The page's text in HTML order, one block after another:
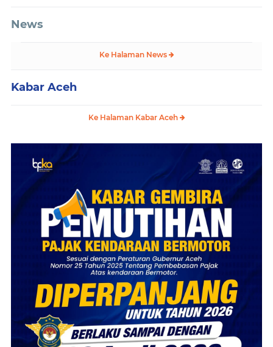
News
Ke Halaman News
Kabar Aceh
Ke Halaman Kabar Aceh